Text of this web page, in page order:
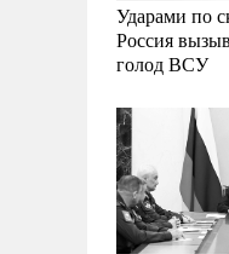
Ударами по
Россия
голод ВСУ